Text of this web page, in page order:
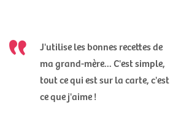
J'utilise les bonnes recettes de
ma grand-mère... C'est simple,
tout ce qui est sur la carte, c'est
ce que j'aime !